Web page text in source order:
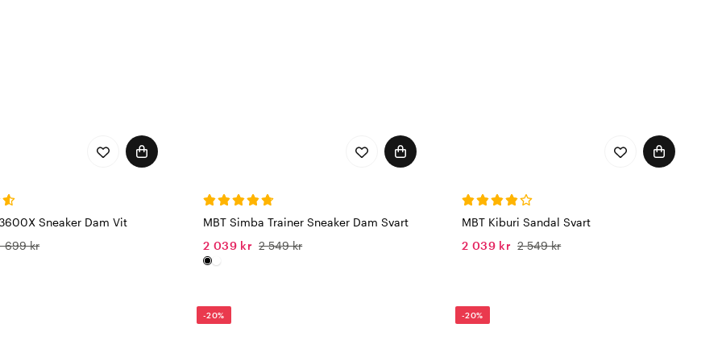
Sneaker Dam Vit
699 kr
MBT Simba Trainer Sneaker Dam Svart
2 039 kr 2 549 kr
MBT Kiburi Sandal Svart
2 039 kr 2 549 kr
-20% -20%